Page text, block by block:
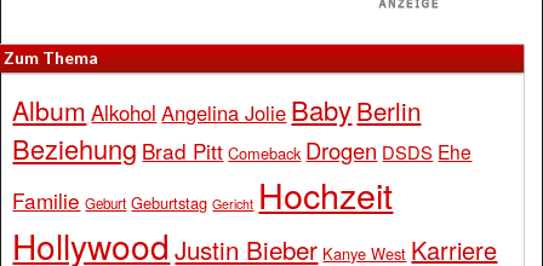
Zum Thema
Album Alkohol Angelina Jolie BabyBerlin
Beziehung Brad Pitt Comeback Drogen DSDS Ehe
Familie Geburt Geburtstag Gericht Hochzeit
Hollywood Justin Bieber Kanye West Karriere